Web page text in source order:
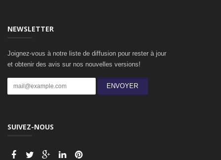
NEWSLETTER
Joignez-vous à notre liste de diffusion pour rester à jour
et obtenir des avis sur nos nouvelles versions!
ENVOYER
SUIVEZ-NOUS